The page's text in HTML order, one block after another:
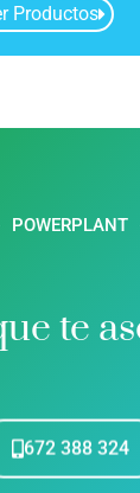
Productos
POWERPLANT
te
672 388 324